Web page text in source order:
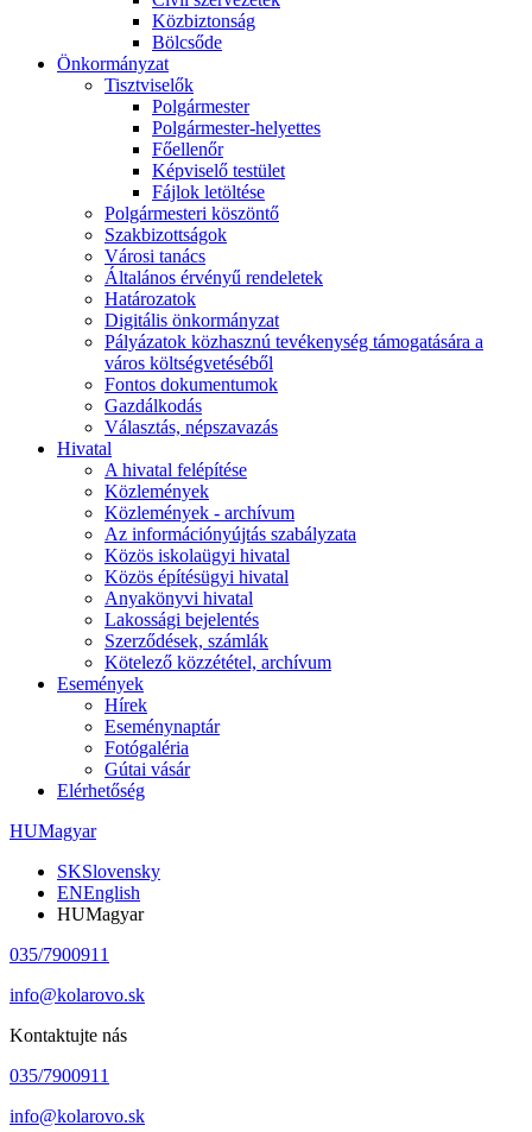
Közbiztonság
Bölcsőde
Önkormányzat
Tisztviselők
Polgármester
Polgármester-helyettes
Főellenőr
Képviselő testület
Fájlok letöltése
Polgármesteri köszöntő
Szakbizottságok
Városi tanács
Általános érvényű rendeletek
Határozatok
Digitális önkormányzat
Pályázatok közhasznú tevékenység támogatására a
város költségvetéséből
Fontos dokumentumok
Gazdálkodás
Választás, népszavazás
Hivatal
A hivatal felépítése
Közlemények
Közlemények - archívum
Az információnyújtás szabályzata
Közös iskolaügyi hivatal
Közös építésügyi hivatal
Anyakönyvi hivatal
Lakossági bejelentés
Szerződések, számlák
Kötelező közzététel, archívum
Események
Hírek
Eseménynaptár
Fotógaléria
Gútai vásár
Elérhetőség
HUMagyar
SKSlovensky
ENEnglish
HUMagyar
035/7900911
info@kolarovo.sk
Kontaktujte nás
035/7900911
info@kolarovo.sk